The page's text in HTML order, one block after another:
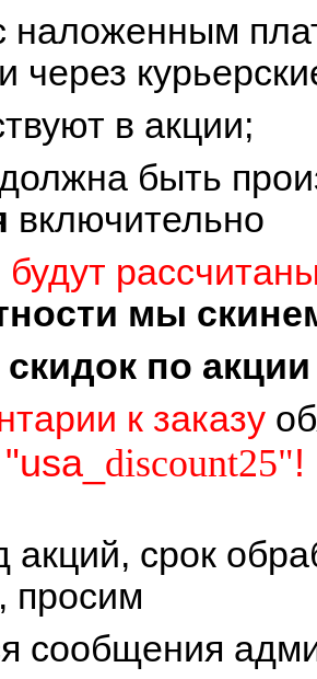
наложенным
через
в акции;
быть
включительно
будут
мы
по акции
к заказу
"usa_ discount25"!
акций, срок
просим
сообщения